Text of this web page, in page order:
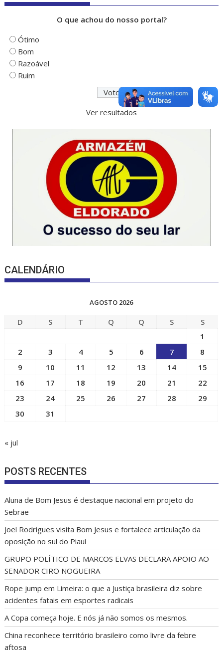
O que achou do nosso portal?
Ótimo
Bom
Razoável
Ruim
Ver resultados
CALENDÁRIO
AGOSTO 2026
D S T Q Q S
S
1
2
3 4 5 6 7
8
9
10 11 12 13 14
15
16
17 18 19 20 21
22
23
24 25 26 27 28
29
30
31
« jul
POSTS RECENTES
Aluna de Bom Jesus é destaque nacional em projeto do
Sebrae
Joel Rodrigues visita Bom Jesus e fortalece articulação da
oposição no sul do Piauí
GRUPO POLÍTICO DE MARCOS ELVAS DECLARA APOIO AO
SENADOR CIRO NOGUEIRA
Rope jump em Limeira: o que a Justiça brasileira diz sobre
acidentes fatais em esportes radicais
A Copa começa hoje. E nós já não somos os mesmos.
China reconhece território brasileiro como livre da febre
aftosa